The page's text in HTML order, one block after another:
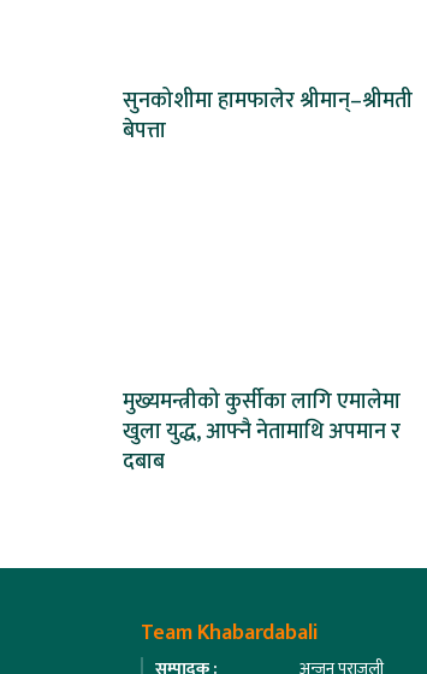
सुनकोशीमा हामफालेर श्रीमान्–श्रीमती
बेपत्ता
मुख्यमन्त्रीको कुर्सीका लागि एमालेमा
खुला युद्ध, आफ्नै नेतामाथि अपमान र
दबाब
Team Khabardabali
सम्पादक : अन्जन पराजुली